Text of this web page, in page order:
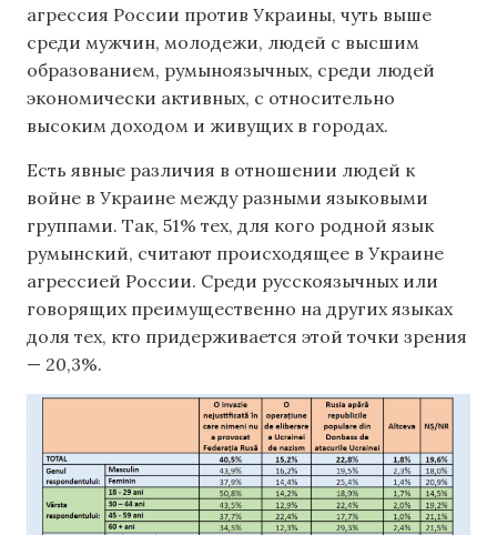
агрессия России против Украины, чуть выше
среди мужчин, молодежи, людей с высшим
образованием, румыноязычных, среди людей
экономически активных, с относительно
высоким доходом и живущих в городах.
Есть явные различия в отношении людей к
войне в Украине между разными языковыми
группами. Так, 51% тех, для кого родной язык
румынский, считают происходящее в Украине
агрессией России. Среди русскоязычных или
говорящих преимущественно на других языках
доля тех, кто придерживается этой точки зрения
— 20,3%.